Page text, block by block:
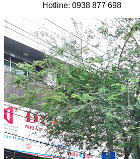
Hotline: 0938 877 698